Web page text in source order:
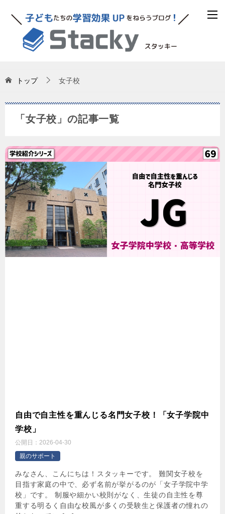
トップ 女子校
「女子校」の記事一覧
自由で自主性を重んじる名門女子校！「女子学院中
学校」
公開日： 2026-04-30
親のサポート
みなさん、こんにちは！スタッキーです。 難関女子校を
目指す家庭の中で、必ず名前が挙がるのが「女子学院中学
校」です。 制服や細かい校則がなく、生徒の自主性を尊
重する明るく自由な校風が多くの受験生と保護者の憧れの